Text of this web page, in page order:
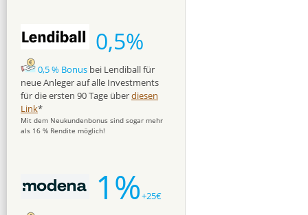
0,5%
0,5 % Bonus bei Lendiball für
neue Anleger auf alle Investments
für die ersten 90 Tage überdiesen
Link*
Mit dem Neukundenbonus sind sogar mehr
als 16 % Rendite möglich!
1%+25€